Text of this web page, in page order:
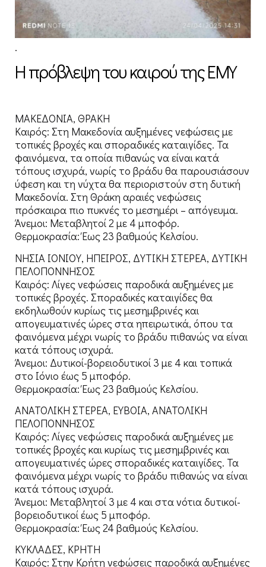
.
Η πρόβλεψη του καιρού της ΕΜΥ
ΜΑΚΕΔΟΝΙΑ, ΘΡΑΚΗ
Καιρός: Στη Μακεδονία αυξημένες νεφώσεις με
τοπικές βροχές και σποραδικές καταιγίδες. Τα
φαινόμενα, τα οποία πιθανώς να είναι κατά
τόπους ισχυρά, νωρίς το βράδυ θα παρουσιάσουν
ύφεση και τη νύχτα θα περιοριστούν στη δυτική
Μακεδονία. Στη Θράκη αραιές νεφώσεις
πρόσκαιρα πιο πυκνές το μεσημέρι – απόγευμα.
Άνεμοι: Μεταβλητοί 2 με 4 μποφόρ.
Θερμοκρασία: Έως 23 βαθμούς Κελσίου.
ΝΗΣΙΑ ΙΟΝΙΟΥ, ΗΠΕΙΡΟΣ, ΔΥΤΙΚΗ ΣΤΕΡΕΑ, ΔΥΤΙΚΗ
ΠΕΛΟΠΟΝΝΗΣΟΣ
Καιρός: Λίγες νεφώσεις παροδικά αυξημένες με
τοπικές βροχές. Σποραδικές καταιγίδες θα
εκδηλωθούν κυρίως τις μεσημβρινές και
απογευματινές ώρες στα ηπειρωτικά, όπου τα
φαινόμενα μέχρι νωρίς το βράδυ πιθανώς να είναι
κατά τόπους ισχυρά.
Άνεμοι: Δυτικοί-βορειοδυτικοί 3 με 4 και τοπικά
στο Ιόνιο έως 5 μποφόρ.
Θερμοκρασία: Έως 23 βαθμούς Κελσίου.
ΑΝΑΤΟΛΙΚΗ ΣΤΕΡΕΑ, ΕΥΒΟΙΑ, ΑΝΑΤΟΛΙΚΗ
ΠΕΛΟΠΟΝΝΗΣΟΣ
Καιρός: Λίγες νεφώσεις παροδικά αυξημένες με
τοπικές βροχές και κυρίως τις μεσημβρινές και
απογευματινές ώρες σποραδικές καταιγίδες. Τα
φαινόμενα μέχρι νωρίς το βράδυ πιθανώς να είναι
κατά τόπους ισχυρά.
Άνεμοι: Μεταβλητοί 3 με 4 και στα νότια δυτικοί-
βορειοδυτικοί έως 5 μποφόρ.
Θερμοκρασία: Έως 24 βαθμούς Κελσίου.
ΚΥΚΛΑΔΕΣ, ΚΡΗΤΗ
Καιρός: Στην Κρήτη νεφώσεις παροδικά αυξημένες